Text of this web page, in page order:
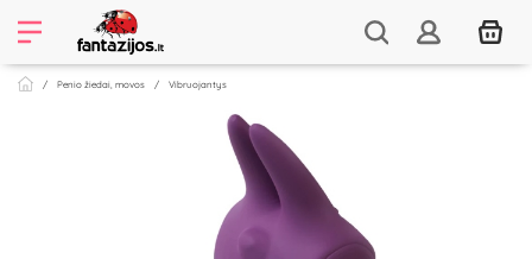
Penio žiedai, movos Vibruojantys